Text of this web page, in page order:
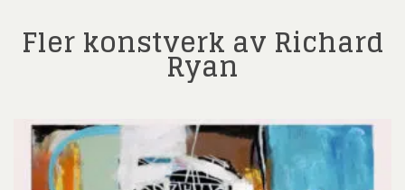
Fler konstverk av Richard
Ryan